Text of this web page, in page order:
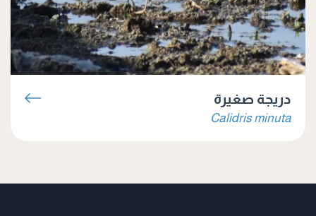
دريجة صغيرة
Calidris minuta